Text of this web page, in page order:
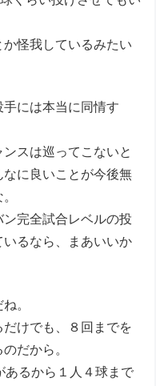
怪我しているみたい
には本当に同情す
スは巡ってこないと
に良いことが今後無
完全試合レベルの投
るなら、まあいいか
。
けでも、８回までを
だから。
あるから１人４球まで